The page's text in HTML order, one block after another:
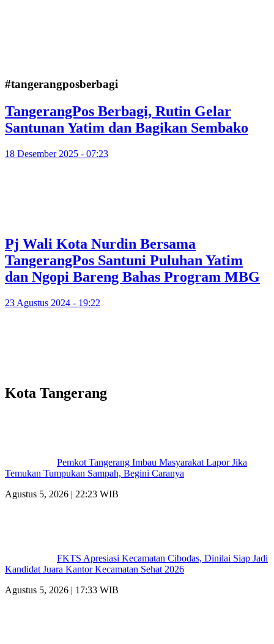
#tangerangposberbagi
TangerangPos Berbagi, Rutin Gelar
Santunan Yatim dan Bagikan Sembako
18 Desember 2025 - 07:23
Pj Wali Kota Nurdin Bersama
TangerangPos Santuni Puluhan Yatim
dan Ngopi Bareng Bahas Program MBG
23 Agustus 2024 - 19:22
Kota Tangerang
Pemkot Tangerang Imbau Masyarakat Lapor Jika
Temukan Tumpukan Sampah, Begini Caranya
Agustus 5, 2026 | 22:23 WIB
FKTS Apresiasi Kecamatan Cibodas, Dinilai Siap Jadi
Kandidat Juara Kantor Kecamatan Sehat 2026
Agustus 5, 2026 | 17:33 WIB